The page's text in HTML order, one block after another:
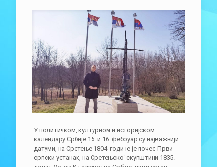
У политичком, културном и историјском
календару Србије 15. и 16. фебруар су најважнији
датуми, на Сретење 1804. године је почео Први
српски устанак, на Сретењској скупштини 1835.